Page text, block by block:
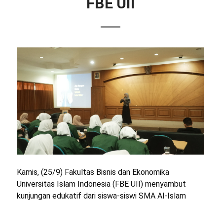
Kamis, (25/9) Fakultas Bisnis dan Ekonomika
Universitas Islam Indonesia (FBE UII) menyambut
kunjungan edukatif dari siswa-siswi SMA Al-Islam